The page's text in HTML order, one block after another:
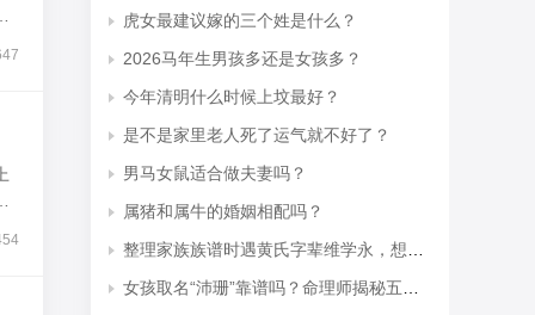
虎女最建议嫁的三个姓是什么？
2026马年生男孩多还是女孩多？
今年清明什么时候上坟最好？
是不是家里老人死了运气就不好了？
男马女鼠适合做夫妻吗？
属猪和属牛的婚姻相配吗？
整理家族族谱时遇黄氏字辈维学永，想知道后续接续的是什么字辈？
女孩取名“沛珊”靠谱吗？命理师揭秘五行隐患与适配命格